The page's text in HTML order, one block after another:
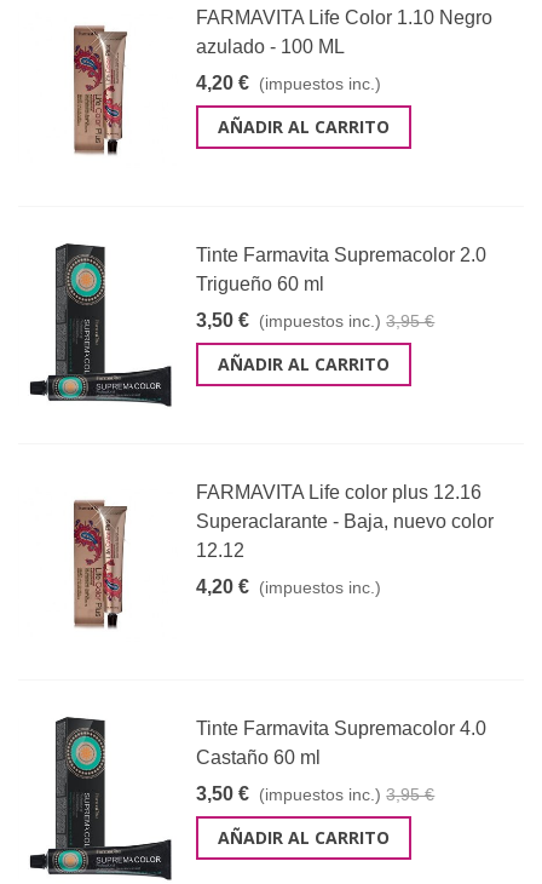
FARMAVITA Life Color 1.10 Negro
azulado - 100 ML
4,20 € (impuestos inc.)
AÑADIR AL CARRITO
Tinte Farmavita Supremacolor 2.0
Trigueño 60 ml
3,50 € (impuestos inc.) 3,95 €
AÑADIR AL CARRITO
FARMAVITA Life color plus 12.16
Superaclarante - Baja, nuevo color
12.12
4,20 € (impuestos inc.)
Tinte Farmavita Supremacolor 4.0
Castaño 60 ml
3,50 € (impuestos inc.) 3,95 €
AÑADIR AL CARRITO